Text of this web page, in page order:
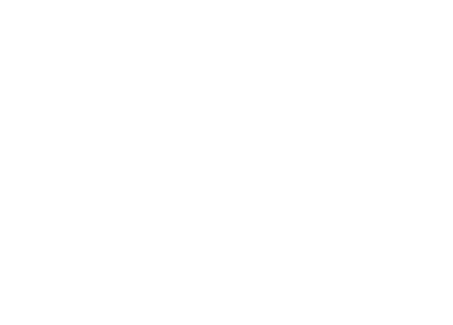
benutze die Schaltflächen